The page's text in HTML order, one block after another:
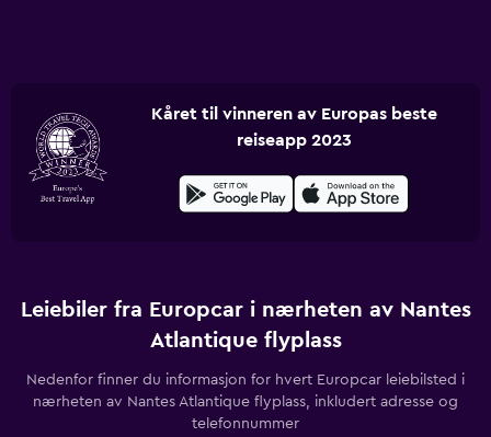
Kåret til vinneren av Europas beste
reiseapp 2023
Leiebiler fra Europcar i nærheten av Nantes
Atlantique flyplass
Nedenfor finner du informasjon for hvert Europcar leiebilsted i
nærheten av Nantes Atlantique flyplass, inkludert adresse og
telefonnummer